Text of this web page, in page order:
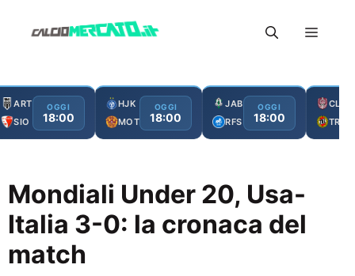
Menu
ART
SIO
OGGI
18:00
HJK
MOT
OGGI
18:00
JAB
RFS
OGGI
18:00
CLJ
TRO
Mondiali Under 20, Usa-
Italia 3-0: la cronaca del
match